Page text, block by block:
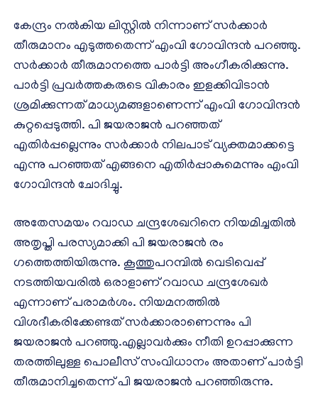
കേന്ദ്രം നൽകിയ ലിസ്റ്റിൽ നിന്നാണ് സർക്കാർ
തീരുമാനം എടുത്തതെന്ന് എംവി ​ഗോവിന്ദൻ പറഞ്ഞു.
സർക്കാർ തീരുമാനത്തെ പാർട്ടി അം​ഗീകരിക്കുന്നു.
പാർട്ടി പ്രവർത്തകരുടെ വികാരം ഇളക്കിവിടാൻ
ശ്രമിക്കുന്നത് മാധ്യമങ്ങളാണെന്ന് എംവി ​ഗോവിന്ദൻ
കുറ്റപ്പെടുത്തി. പി ജയരാജൻ പറഞ്ഞത്
എതിർപ്പല്ലെന്നും സർക്കാർ നിലപാട് വ്യക്തമാക്കട്ടെ
എന്നു പറഞ്ഞത് എങ്ങനെ എതിർപ്പാകുമെന്നും എംവി ​
ഗോവിന്ദൻ ചോദിച്ചു.
അതേസമയം റവാഡ ചന്ദ്രശേഖറിനെ നിയമിച്ചതിൽ
അതൃപ്തി പരസ്യമാക്കി പി ജയരാജൻ രം​
ഗത്തെത്തിയിരുന്നു. കൂത്തുപറമ്പിൽ വെടിവെപ്പ്
നടത്തിയവരിൽ ഒരാളാണ് റവാഡ ചന്ദ്രശേഖർ
എന്നാണ് പരാമർശം. നിയമനത്തിൽ
വിശദീകരിക്കേണ്ടത് സർക്കാരാണെന്നും പി
ജയരാജൻ പറഞ്ഞു.എല്ലാവർക്കും നീതി ഉറപ്പാക്കുന്ന
തരത്തിലുള്ള പൊലീസ് സംവിധാനം അതാണ് പാർട്ടി
തീരുമാനിച്ചതെന്ന് പി ജയരാജൻ പറഞ്ഞിരുന്നു.